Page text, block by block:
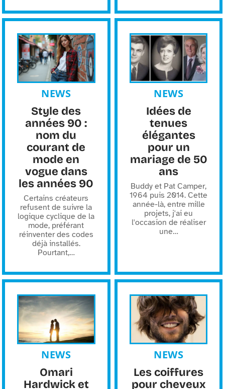
NEWS
Style des
années 90 :
nom du
courant de
mode en
vogue dans
les années 90
Certains créateurs
refusent de suivre la
logique cyclique de la
mode, préférant
réinventer des codes
déjà installés.
Pourtant,…
NEWS
Idées de
tenues
élégantes
pour un
mariage de 50
ans
Buddy et Pat Camper,
1964 puis 2014. Cette
année-là, entre mille
projets, j'ai eu
l'occasion de réaliser
une…
NEWS
Omari
Hardwick et
NEWS
Les coiffures
pour cheveux